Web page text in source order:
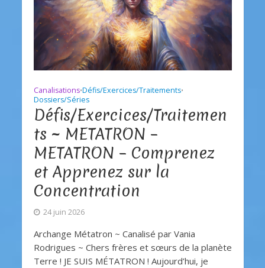
Canalisations•Défis/Exercices/Traitements•
Dossiers/Séries
Défis/Exercices/Traitemen
ts ~ METATRON –
METATRON – Comprenez
et Apprenez sur la
Concentration
24 juin 2026
Archange Métatron ~ Canalisé par Vania
Rodrigues ~ Chers frères et sœurs de la planète
Terre ! JE SUIS MÉTATRON ! Aujourd’hui, je